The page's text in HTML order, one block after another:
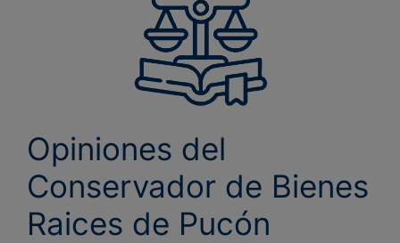
Opiniones del
Conservador de Bienes
Raices de Pucón